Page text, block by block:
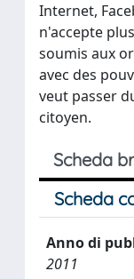
Internet,
n'accepte
soumis aux
avec des
veut passer
citoyen.
Scheda
Scheda
Anno di
2011